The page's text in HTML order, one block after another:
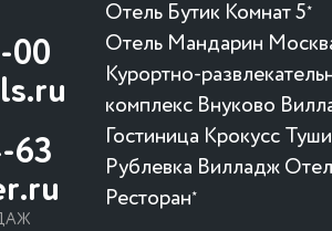
00
63
Отель Бутик Комнат 5★
Отель Мандарин
Курортно-
комплекс Внуково
Гостиница Крокусc
Рублевка Вилладж
Ресторан★